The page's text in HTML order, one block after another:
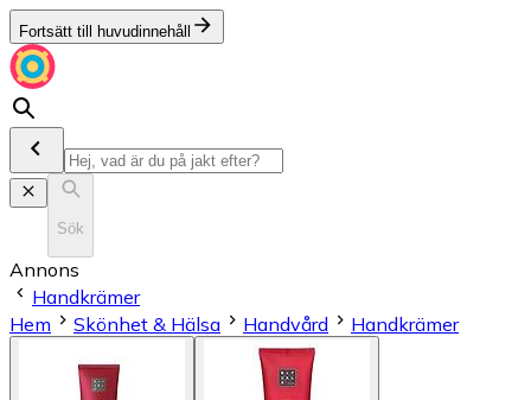
Fortsätt till huvudinnehåll
Sök
Annons
Handkrämer
Hem
Skönhet & Hälsa Handvård Handkrämer